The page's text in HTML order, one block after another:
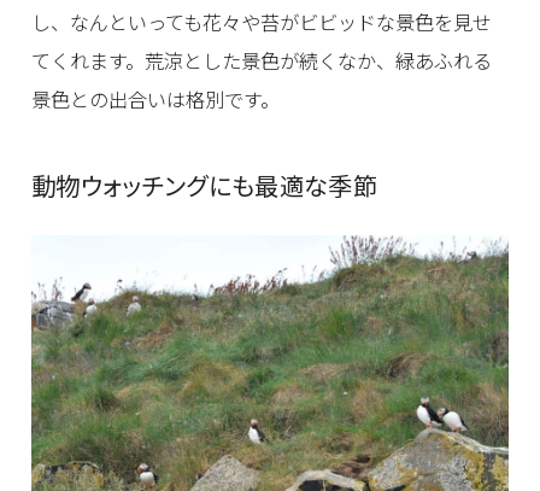
し、なんといっても花々や苔がビビッドな景色を見せ
てくれます。荒涼とした景色が続くなか、緑あふれる
景色との出合いは格別です。
動物ウォッチングにも最適な季節